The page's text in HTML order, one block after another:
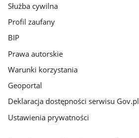
Służba cywilna
Profil zaufany
BIP
Prawa autorskie
Warunki korzystania
Geoportal
Deklaracja dostępności serwisu Gov.pl
Ustawienia prywatności